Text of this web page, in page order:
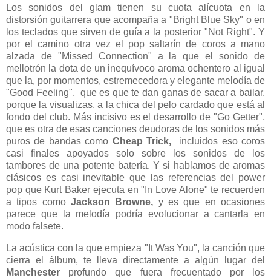
Los sonidos del glam tienen su cuota alícuota en la
distorsión guitarrera que acompaña a "Bright Blue Sky" o en
los teclados que sirven de guía a la posterior "Not Right". Y
por el camino otra vez el pop saltarín de coros a mano
alzada de "Missed Connection" a la que el sonido de
mellotrón la dota de un inequívoco aroma ochentero al igual
que la, por momentos, estremecedora y elegante melodía de
"Good Feeling", que es que te dan ganas de sacar a bailar,
porque la visualizas, a la chica del pelo cardado que está al
fondo del club. Más incisivo es el desarrollo de "Go Getter",
que es otra de esas canciones deudoras de los sonidos más
puros de bandas como Cheap Trick, incluidos eso coros
casi finales apoyados solo sobre los sonidos de los
tambores de una potente batería. Y si hablamos de aromas
clásicos es casi inevitable que las referencias del power
pop que Kurt Baker ejecuta en "In Love Alone" te recuerden
a tipos como Jackson Browne, y es que en ocasiones
parece que la melodía podría evolucionar a cantarla en
modo falsete.
La acústica con la que empieza "It Was You", la canción que
cierra el álbum, te lleva directamente a algún lugar del
Manchester profundo que fuera frecuentado por los